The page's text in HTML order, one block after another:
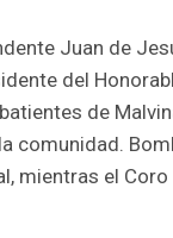
Juan de
del
de
comunidad.
mientras el